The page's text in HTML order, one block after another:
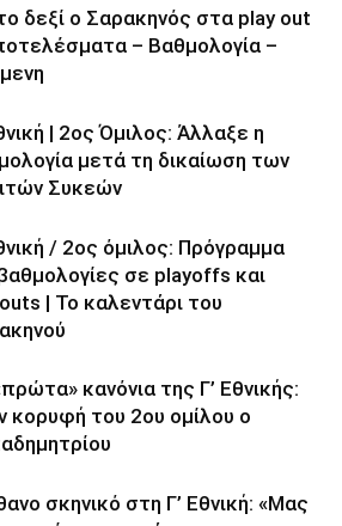
δεξί ο Σαρακηνός στα play out
– Βαθμολογία –
| 2ος Όμιλος: Άλλαξε η
μετά τη δικαίωση των
Συκεών
/ 2ος όμιλος: Πρόγραμμα
σε playoffs και
| To καλεντάρι του
κανόνια της Γ’ Εθνικής:
κορυφή του 2ου ομίλου ο
σκηνικό στη Γ’ Εθνική: «Μας